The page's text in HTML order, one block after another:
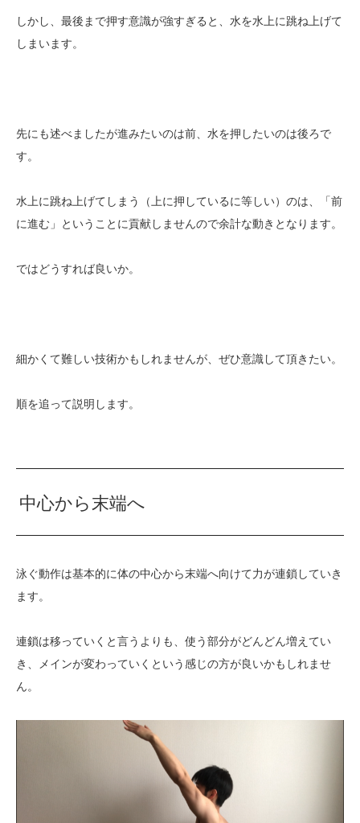
しかし、最後まで押す意識が強すぎると、水を水上に跳ね上げて
しまいます。
先にも述べましたが進みたいのは前、水を押したいのは後ろで
す。
水上に跳ね上げてしまう（上に押しているに等しい）のは、「前
に進む」ということに貢献しませんので余計な動きとなります。
ではどうすれば良いか。
細かくて難しい技術かもしれませんが、ぜひ意識して頂きたい。
順を追って説明します。
中心から末端へ
泳ぐ動作は基本的に体の中心から末端へ向けて力が連鎖していき
ます。
連鎖は移っていくと言うよりも、使う部分がどんどん増えてい
き、メインが変わっていくという感じの方が良いかもしれませ
ん。